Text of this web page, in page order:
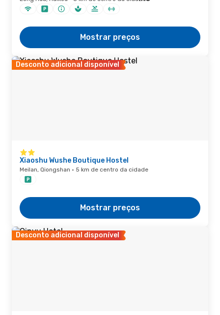
Mostrar preços
Desconto adicional disponível
Xiaoshu Wushe Boutique Hostel
Meilan, Qiongshan · 5 km de centro da cidade
Mostrar preços
Desconto adicional disponível